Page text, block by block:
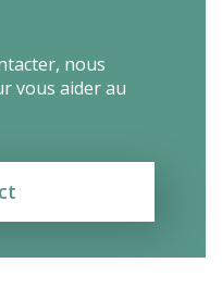
nous
vous aider au